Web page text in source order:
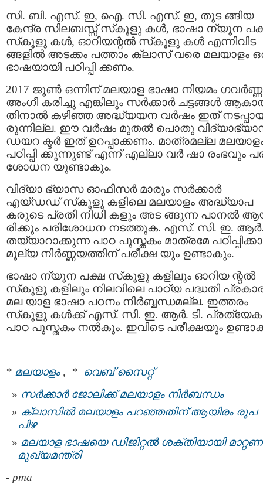
സി. ബി. എസ്. ഇ, ഐ. സി. എസ്. ഇ, തുട ങ്ങിയ
കേന്ദ്ര സിലബസ്സ് സ്‌കൂളു കള്‍, ഭാഷാ ന്യൂന
സ്‌കൂളു കള്‍, ഓറിയന്റല്‍ സ്‌കൂളു കള്‍ എന്നിവിട
ങ്ങളില്‍ അടക്കം പത്താം ക്ലാസ് വരെ മലയാളം
ഭാഷയായി പഠിപ്പി ക്കണം.
2017 ജൂണ്‍ ഒന്നിന് മലയാള ഭാഷാ നിയമം
അംഗീ കരിച്ചു എങ്കിലും സര്‍ക്കാര്‍ ചട്ടങ്ങള്‍
തിനാല്‍ കഴിഞ്ഞ അദ്ധ്യയന വര്‍ഷം ഇത്
രുന്നില്ല. ഈ വര്‍ഷം മുതല്‍ പൊതു
ഡയറ ക്ടര്‍ ഇത് ഉറപ്പാക്കണം. മാത്രമല്ല
പഠിപ്പി ക്കുന്നുണ്ട് എന്ന് എല്ലാ വര്‍ ഷാ രംഭവും
ശോധന യുണ്ടാകും.
വിദ്യാ ഭ്യാസ ഓഫീസര്‍ മാരും സര്‍ക്കാര്‍ –
എയ്ഡഡ് സ്‌കൂളു കളിലെ മലയാളം അദ്ധ്യാപ
കരുടെ പ്രതി നിധി കളും അട ങ്ങുന്ന പാനല്‍
രിക്കും പരിശോധന നടത്തുക. എസ്. സി. ഇ. ആര്‍.
തയ്യാറാക്കുന്ന പാഠ പുസ്തകം മാത്രമേ
മൂല്യ നിര്‍ണ്ണയത്തിന് പരീക്ഷ യും ഉണ്ടാകും.
ഭാഷാ ന്യൂന പക്ഷ സ്‌കൂളു കളിലും ഓറിയ ന്റല്‍
സ്‌കൂളു കളിലും നിലവിലെ പാഠ്യ പദ്ധതി
മല യാള ഭാഷാ പഠനം നിര്‍ബ്ബന്ധമല്ല. ഇത്തരം
സ്‌കൂളു കള്‍ക്ക് എസ്. സി. ഇ. ആര്‍. ടി. പ്രത്യേക
പാഠ പുസ്തകം നല്‍കും. ഇവിടെ പരീക്ഷയും
* മലയാളം, * വെബ് സൈറ്റ്
സര്‍ക്കാര്‍ ജോലിക്ക് മലയാളം നിര്‍ബന്ധം
ക്ലാസില്‍ മലയാളം പറഞ്ഞതിന് ആയിരം രൂപ
പിഴ
മലയാള ഭാഷയെ ഡിജിറ്റല്‍ ശക്തിയായി
മുഖ്യമന്ത്രി
- pma